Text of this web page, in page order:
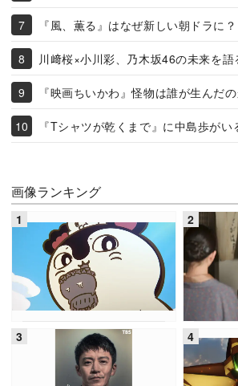
『風、薫る』はなぜ新しい朝ドラに？
川﨑桜×小川彩、乃木坂46の未来を語
『映画ちいかわ』怪物は誰が生んだ
『Tシャツが乾くまで』に中島歩がい
画像ランキング